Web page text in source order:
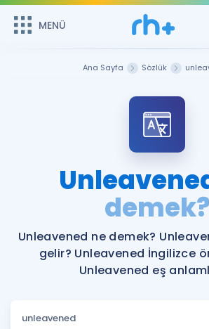
MENÜ
Şifremi Hatırlamıyorum
Sepetin Şu An Boş.
Remzi Hoca ile seni sınava hazırlayacak
bekliyor!
MENÜ
Katılımcı Görüşleri
Faydalı Araçlar
Ücretsiz Kaynaklar
İngilizce
Ana Sayfa Sözlük
demek?
Unleavened ne demek?
gelir? Unleavened İngilizce
Unleavened eş